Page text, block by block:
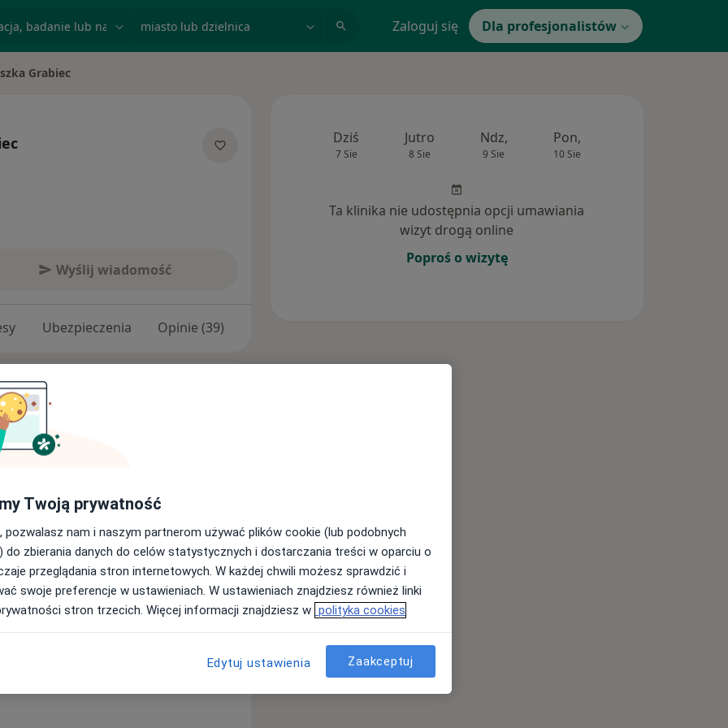
Zaloguj się Dla profesjonalistów
Grabiec
Wyślij wiadomość
Ubezpieczenia Opinie (39)
Logopeda oraz absolwentka
we Wrocławiu na kierunku
Logopedyczną. Pracuje z
neurologicznymi,
ze szkoleń w zakresie masażu
tonalnej czy logorytmiki.
dorosłymi, zmagającymi się z
na temat wczesnej
Upośledzenie umysłowe
Dziś
7 Sie
Jutro
8 Sie
Ndz,
9 Sie
Pon,
10 Sie
Ta klinika nie udostępnia opcji umawiania
wizyt drogą online
Poproś o wizytę
Twoją prywatność
pozwalasz nam i naszym partnerom używać plików cookie (lub podobnych
do zbierania danych do celów statystycznych i dostarczania treści w oparciu o
przeglądania stron internetowych. W każdej chwili możesz sprawdzić i
swoje preferencje w ustawieniach. W ustawieniach znajdziesz również linki
stron trzecich. Więcej informacji znajdziesz w polityka cookies
Edytuj ustawienia Zaakceptuj